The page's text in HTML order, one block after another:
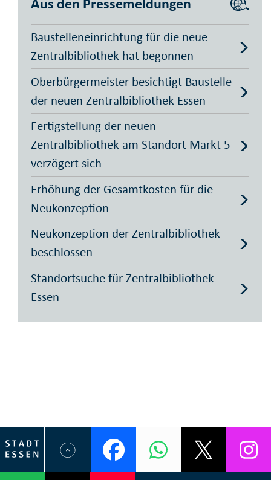
Baustelleneinrichtung für die neue
Zentralbibliothek hat begonnen
Oberbürgermeister besichtigt Baustelle
der neuen Zentralbibliothek Essen
Fertigstellung der neuen
Zentralbibliothek am Standort Markt 5
verzögert sich
Erhöhung der Gesamtkosten für die
Neukonzeption
Neukonzeption der Zentralbibliothek
beschlossen
Standortsuche für Zentralbibliothek
Essen